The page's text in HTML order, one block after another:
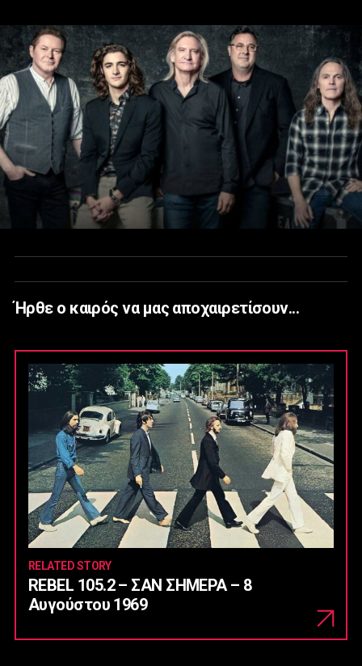
Ήρθε ο καιρός να μας αποχαιρετίσουν...
RELATED STORY
REBEL 105.2 – ΣΑΝ ΣΗΜΕΡΑ – 8
Αυγούστου 1969